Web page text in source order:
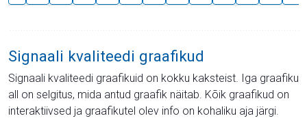
Signaali kvaliteedi graafikud
Signaali kvaliteedi graafikuid on kokku kaksteist. Iga graafiku
all on selgitus, mida antud graafik näitab. Kõik graafikud on
interaktiivsed ja graafikutel olev info on kohaliku aja järgi.